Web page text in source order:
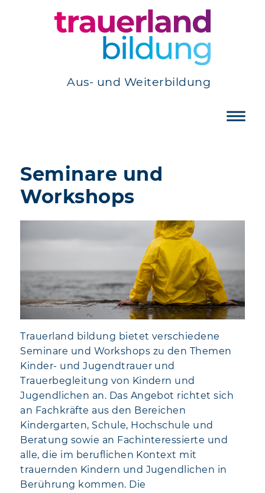
Aus- und Weiterbildung
Seminare und
Workshops
Trauerland bildung bietet verschiedene
Seminare und Workshops zu den Themen
Kinder- und Jugendtrauer und
Trauerbegleitung von Kindern und
Jugendlichen an. Das Angebot richtet sich
an Fachkräfte aus den Bereichen
Kindergarten, Schule, Hochschule und
Beratung sowie an Fachinteressierte und
alle, die im beruflichen Kontext mit
trauernden Kindern und Jugendlichen in
Berührung kommen. Die